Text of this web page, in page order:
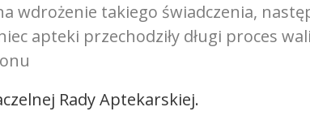
wdrożenie takiego świadczenia,
apteki przechodziły długi proces
Rady Aptekarskiej.